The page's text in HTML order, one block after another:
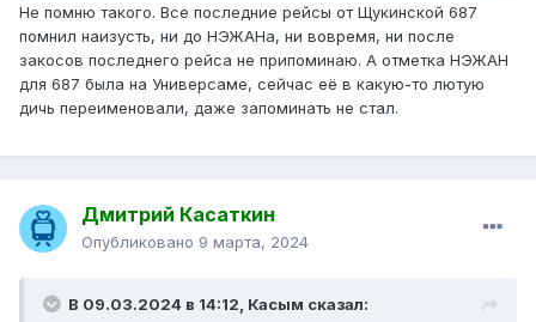
возможный глюк системы), некоторые водители этим
бессовестно пользовались. Помню на 654-м маршруте
был экипаж закрывающей трёхсменки, который
регулярно внаглую игнорировал последний рейс.
Автобус выезжал с Таллинской по маршруту с
прямо на ходу), а дальше следующая контрольная точка
на маршруте была только у Щукинской к которой они не
метро и минут 20 ждали времени обратного рейса,
Не помню такого. Все последние рейсы от Щукинской 687
помнил наизусть, ни до НЭЖАНа, ни вовремя, ни после
закосов последнего рейса не припоминаю. А отметка НЭЖАН
для 687 была на Универсаме, сейчас её в какую-то лютую
дичь переименовали, даже запоминать не стал.
Дмитрий Касаткин
Опубликовано 9 марта, 2024
В 09.03.2024 в 14:12, Касым сказал: